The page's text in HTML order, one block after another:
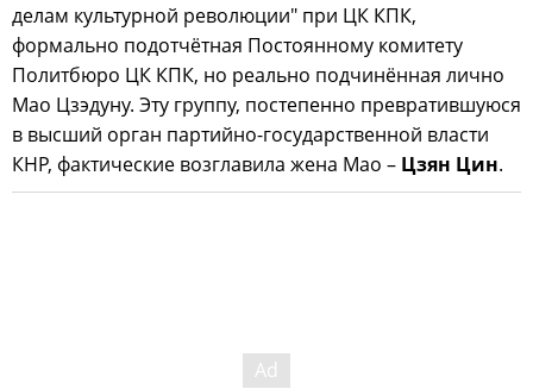
делам культурной революции" при ЦК КПК,
формально подотчётная Постоянному комитету
Политбюро ЦК КПК, но реально подчинённая лично
Мао Цзэдуну. Эту группу, постепенно превратившуюся
в высший орган партийно-государственной власти
КНР, фактические возглавила жена Мао – Цзян Цин.